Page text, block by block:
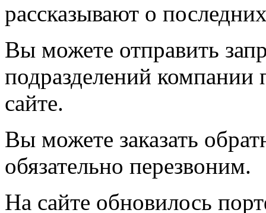
рассказывают о
Вы можете отправить
подразделений компании
сайте.
Вы можете заказать
обязательно перезвоним.
На сайте обновилось